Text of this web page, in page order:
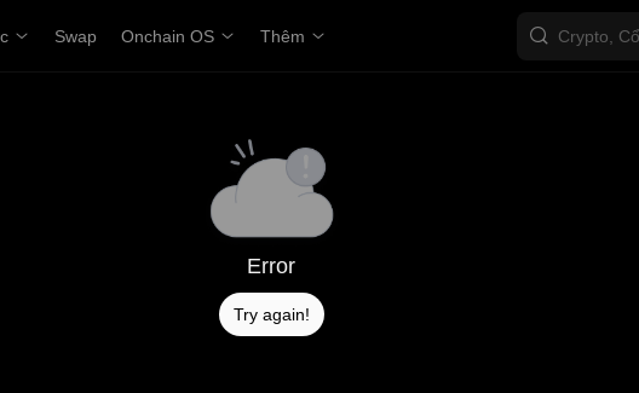
Swap Onchain OS Thêm
Error
Try again!